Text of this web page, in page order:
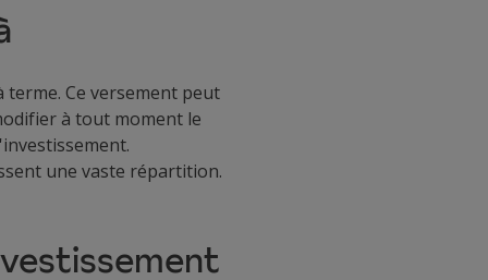
Ce versement peut
à tout moment le
une vaste répartition.